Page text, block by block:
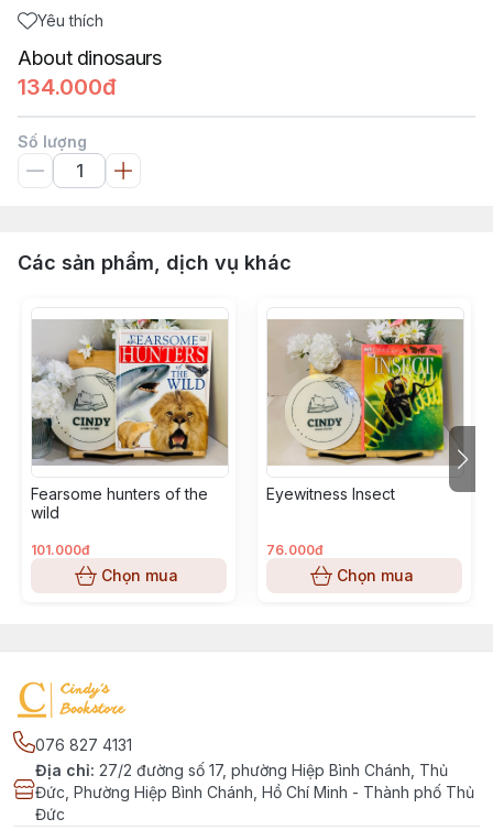
Yêu thích
About dinosaurs
134.000đ
Số lượng
Các sản phẩm, dịch vụ khác
Fearsome hunters of the
wild
101.000đ
Chọn mua
Eyewitness Insect
76.000đ
Chọn mua
076 827 4131
Địa chỉ: 27/2 đường số 17, phường Hiệp Bình Chánh, Thủ
Đức, Phường Hiệp Bình Chánh, Hồ Chí Minh - Thành phố Thủ
Đức